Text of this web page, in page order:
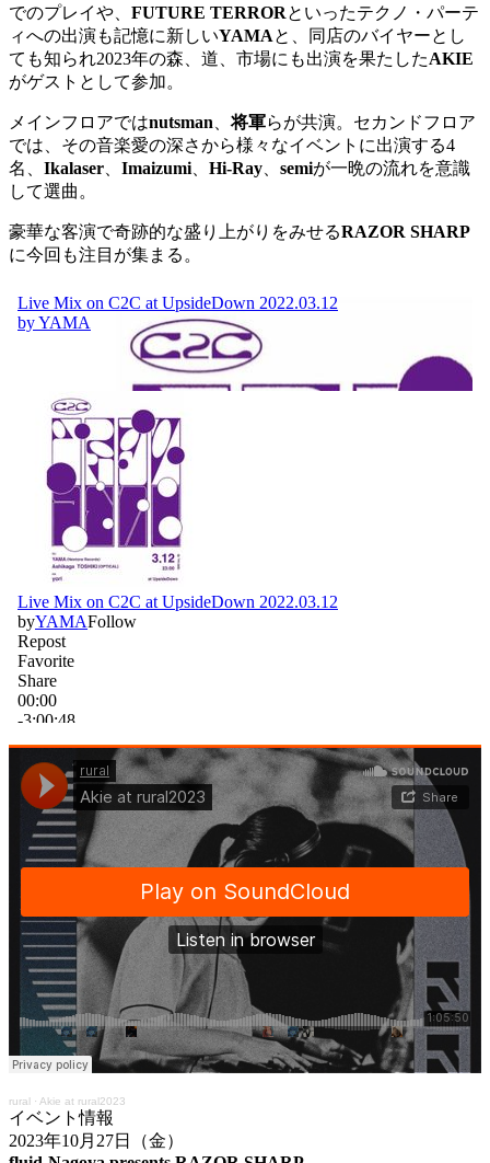
でのプレイや、 FUTURE TERRORといったテクノ・ パーテ
ィへの出演も記憶に新しいYAMAと、同店のバイヤーとし
ても知られ2023年の森、道、市場にも出演を果たしたAKIE
がゲストとして参加。
メインフロアではnutsman 、将軍らが共演。セカンドフロア
では、その音楽愛の深さから様々なイベントに出演する4
名、 Ikalaser Imaizumi Hi-Ray semiが一晩の流れを意識
して選曲。
豪華な客演で奇跡的な盛り上がりをみせるRAZOR SHARP
に今回も注目が集まる。
rural · Akie at rural2023
イベント情報
2023年10月27日（金）